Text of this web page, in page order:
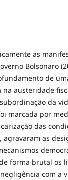
as
Bolsonaro
de
austeridade
da
marcada por
das
agravaram as
forma brutal os
com a